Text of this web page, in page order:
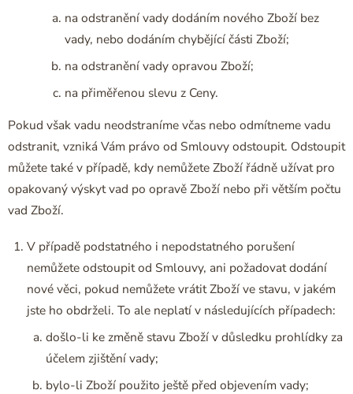
na odstranění vady dodáním nového Zboží bez
vady, nebo dodáním chybějící části Zboží;
na odstranění vady opravou Zboží;
na přiměřenou slevu z Ceny.
Pokud však vadu neodstraníme včas nebo odmítneme vadu
odstranit, vzniká Vám právo od Smlouvy odstoupit. Odstoupit
můžete také v případě, kdy nemůžete Zboží řádně užívat pro
opakovaný výskyt vad po opravě Zboží nebo při větším počtu
vad Zboží.
V případě podstatného i nepodstatného porušení
nemůžete odstoupit od Smlouvy, ani požadovat dodání
nové věci, pokud nemůžete vrátit Zboží ve stavu, v jakém
jste ho obdrželi. To ale neplatí v následujících případech:
došlo-li ke změně stavu Zboží v důsledku prohlídky za
účelem zjištění vady;
bylo-li Zboží použito ještě před objevením vady;